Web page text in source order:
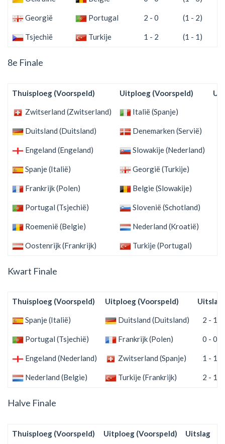
Georgië Portugal 2 - 0 (1 - 2)
Tsjechië Turkije 1 - 2 (1 - 1)
8e Finale
Thuisploeg (Voorspeld) Uitploeg (Voorspeld)
Zwitserland (Zwitserland) Italië (Spanje)
Duitsland (Duitsland) Denemarken (Servië)
Engeland (Engeland) Slowakije (Nederland)
Spanje (Italië) Georgië (Turkije)
Frankrijk (Polen) Belgie (Slowakije)
Portugal (Tsjechië) Slovenië (Schotland)
Roemenië (Belgie) Nederland (Kroatië)
Oostenrijk (Frankrijk) Turkije (Portugal)
Kwart Finale
Thuisploeg (Voorspeld) Uitploeg (Voorspeld) Uitslag
Spanje (Italië) Duitsland (Duitsland) 2 - 1
Portugal (Tsjechië) Frankrijk (Polen) 0 - 0
Engeland (Nederland) Zwitserland (Spanje) 1 - 1
Nederland (Belgie) Turkije (Frankrijk) 2 - 1
Halve Finale
Thuisploeg (Voorspeld) Uitploeg (Voorspeld) Uitslag